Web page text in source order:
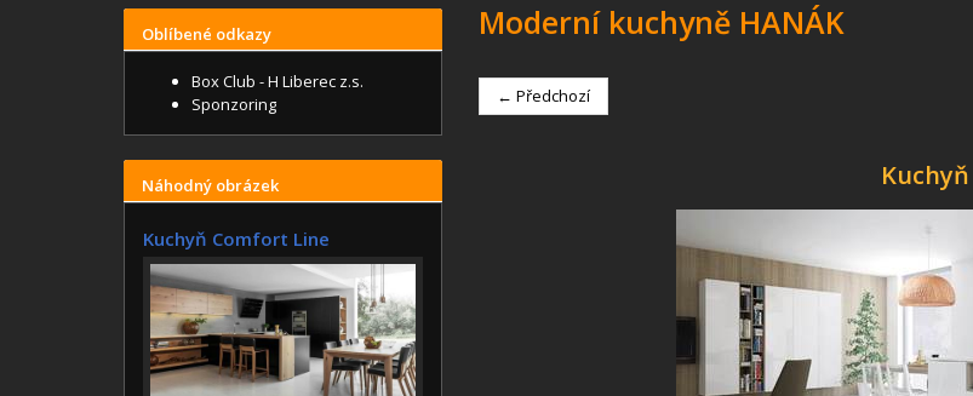
Moderní kuchyně HANÁK
← Předchozí
Oblíbené odkazy
Box Club - H Liberec z.s.
Sponzoring
Náhodný obrázek
Kuchyň Comfort Line